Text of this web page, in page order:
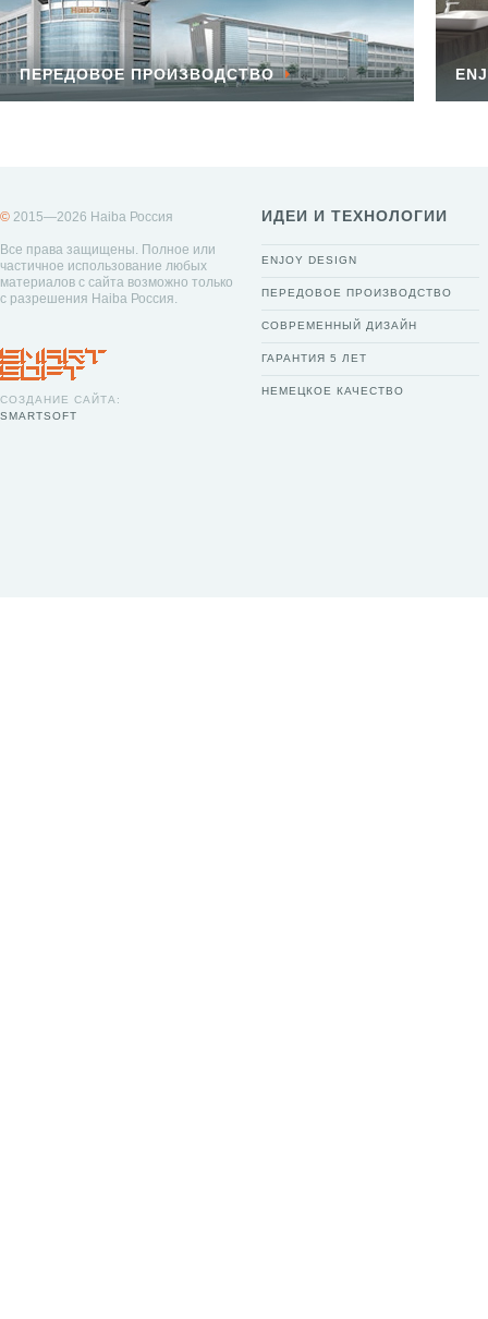
ПЕРЕДОВОЕ ПРОИЗВОДСТВО
© 2015—2026 Haiba Россия
Все права защищены. Полное или
частичное использование любых
материалов с сайта возможно только
с разрешения Haiba Россия.
СОЗДАНИЕ САЙТА:
SMARTSOFT
ИДЕИ И ТЕХНОЛОГИИ
ENJOY DESIGN
ПЕРЕДОВОЕ ПРОИЗВОДСТВО
СОВРЕМЕННЫЙ ДИЗАЙН
ГАРАНТИЯ 5 ЛЕТ
НЕМЕЦКОЕ КАЧЕСТВО